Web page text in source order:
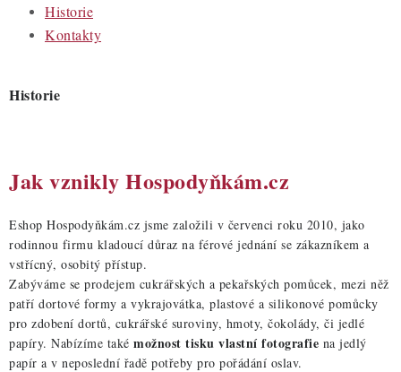
Historie
Kontakty
ý
s
č
l
á
n
k
ů
Historie
Jak vznikly Hospodyňkám.cz
Eshop Hospodyňkám.cz jsme založili v červenci roku 2010, jako
rodinnou firmu kladoucí důraz na férové jednání se zákazníkem a
vstřícný, osobitý přístup.
Zabýváme se prodejem cukrářských a pekařských pomůcek, mezi něž
patří dortové formy a vykrajovátka, plastové a silikonové pomůcky
pro zdobení dortů, cukrářské suroviny, hmoty, čokolády, či jedlé
papíry. Nabízíme také možnost tisku vlastní fotografie na jedlý
papír a v neposlední řadě potřeby pro pořádání oslav.